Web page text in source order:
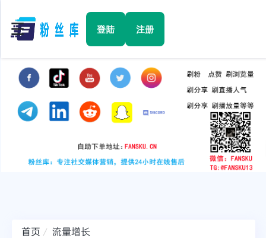
☰ 登陆 注册
Facebook
TikTok
YouTube
首页
流量增长